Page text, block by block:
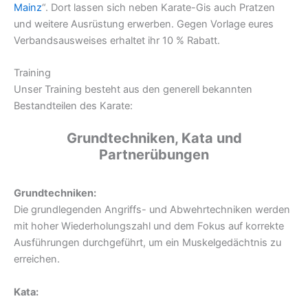
Mainz“. Dort lassen sich neben Karate-Gis auch Pratzen
und weitere Ausrüstung erwerben. Gegen Vorlage eures
Verbandsausweises erhaltet ihr 10 % Rabatt.
Training
Unser Training besteht aus den generell bekannten
Bestandteilen des Karate:
Grundtechniken, Kata und
Partnerübungen
Grundtechniken:
Die grundlegenden Angriffs- und Abwehrtechniken werden
mit hoher Wiederholungszahl und dem Fokus auf korrekte
Ausführungen durchgeführt, um ein Muskelgedächtnis zu
erreichen.
Kata: